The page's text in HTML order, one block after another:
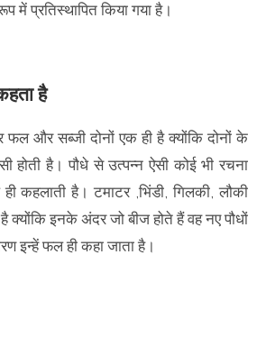
प्रतिस्थापित किया गया है।
है
फल और सब्जी दोनों एक ही है क्योंकि दोनों के
होती है। पौधे से उत्पन्न ऐसी कोई भी रचना
कहलाती है। टमाटर ,भिंडी, गिलकी, लौकी
क्योंकि इनके अंदर जो बीज होते हैं वह नए पौधों
इन्हें फल ही कहा जाता है।